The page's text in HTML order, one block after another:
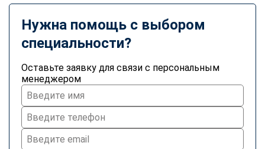
Нужна помощь с выбором
специальности?
Оставьте заявку для связи с персональным
менеджером